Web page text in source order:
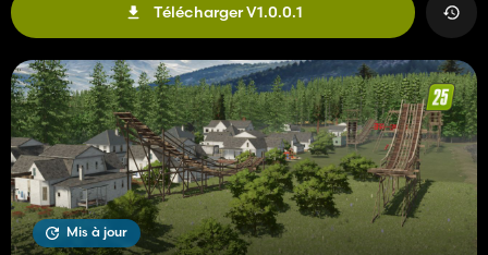
Télécharger V1.0.0.1
Mis à jour